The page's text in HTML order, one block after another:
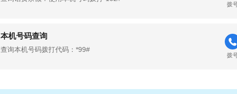
拨
本机号码查询
查询本机号码拨打代码：*99#
拨